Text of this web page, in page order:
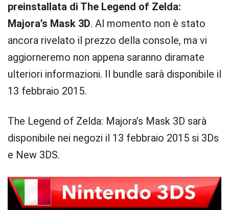
preinstallata di The Legend of Zelda:
Majora’s Mask 3D. Al momento non è stato
ancora rivelato il prezzo della console, ma vi
aggiorneremo non appena saranno diramate
ulteriori informazioni. Il bundle sarà disponibile il
13 febbraio 2015.
The Legend of Zelda: Majora’s Mask 3D sarà
disponibile nei negozi il 13 febbraio 2015 si 3Ds
e New 3DS.